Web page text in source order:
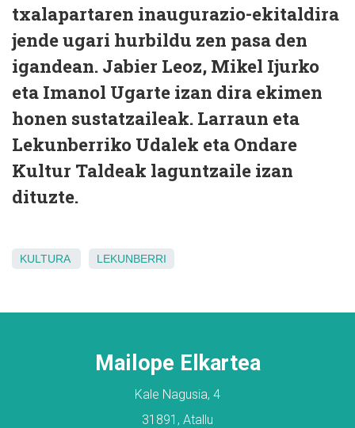
txalapartaren inaugurazio-ekitaldira
jende ugari hurbildu zen pasa den
igandean. Jabier Leoz, Mikel Ijurko
eta Imanol Ugarte izan dira ekimen
honen sustatzaileak. Larraun eta
Lekunberriko Udalek eta Ondare
Kultur Taldeak laguntzaile izan
dituzte.
KULTURA LEKUNBERRI
Mailope Elkartea
Kale Nagusia, 4
31891, Atallu